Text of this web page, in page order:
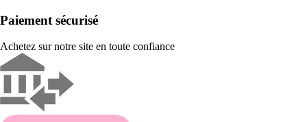
Paiement sécurisé
Achetez sur notre site en toute confiance